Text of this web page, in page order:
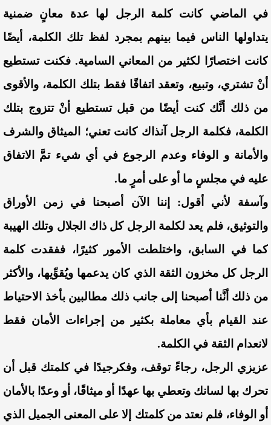
في الماضي كانت كلمة الرجل لها عدة معانٍ ضمنية
يتداولها الناس فيما بينهم بمجرد لفظ تلك الكلمة، أيضًا
كانت اختصارًا لكثير من المعاني السامية. فكنت تستطيع
أنْ تشتري، وتبيع، وتعقد اتفاقًا فقط بتلك الكلمة، والأقوى
من ذلك أنَّك كنت أيضًا من قبل تستطيع أنْ تتزوج بتلك
الكلمة، فكلمة الرجل آنذاك كانت تعني؛ الميثاق والشرف
والأمانة و الوفاء وعدم الرجوع في أي شيء تمَّ الاتفاق
عليه في مجلسٍ ما أو على أمرٍ ما.
وآسفة لأني أقول: إننا الآن أصبحنا في زمن الأوراق
والتوثيق، فلم يعد لكلمة الرجل كل ذاك الجلال وتلك الهيبة
كما في السابق، واختلطت الأمور كثيرًا، ففقدت كلمة
الرجل كل مخزون الثقة الذي كان يدعمها ويُقوِّيها، والأكثر
من ذلك أنَّنا أصبحنا إلى جانب ذلك مطالبين بأخذ الاحتياط
عند القيام بأي معاملة بكثير من إجراءات الأمان فقط
لانعدام الثقة في الكلمة.
عزيزي الرجل، رجاءً توقف، وفكرجيدًا في كلمتك قبل أن
تحرك بها لسانك وتعطي بها عهدًا أو ميثاقًا، أو وعدًا بالأمان
أو الوفاء، فلم نعتد من كلمتك إلا على المعنى الجميل الذي